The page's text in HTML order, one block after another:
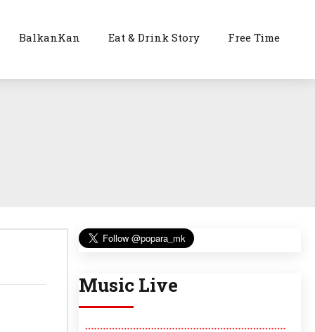
BalkanKan Eat & Drink Story Free Time
Music Live